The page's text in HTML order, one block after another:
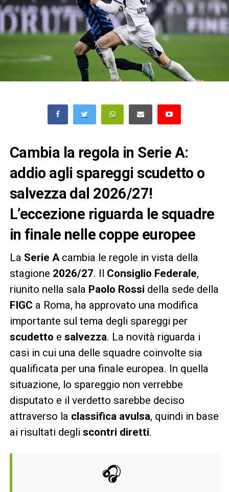
Cambia la regola in Serie A:
addio agli spareggi scudetto o
salvezza dal 2026/27!
L’eccezione riguarda le squadre
in finale nelle coppe europee
La Serie Acambia le regole in vista della
stagione 2026/27. Il Consiglio Federale,
riunito nella sala Paolo Rossi della sede della
FIGC a Roma, ha approvato una modifica
importante sul tema degli spareggi per
scudetto e salvezza. La novità riguarda i
casi in cui una delle squadre coinvolte sia
qualificata per una finale europea. In quella
situazione, lo spareggio non verrebbe
disputato e il verdetto sarebbe deciso
attraverso la classifica avulsa, quindi in base
ai risultati degli scontri diretti.
🎧